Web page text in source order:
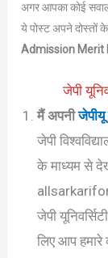
अगर आपका कोई
ये पोस्ट अपने दोस्तों
Admission Merit
जेपी
मैं अपनीजेपीयू
जेपी
के माध्यम से
जेपी
लिए आप